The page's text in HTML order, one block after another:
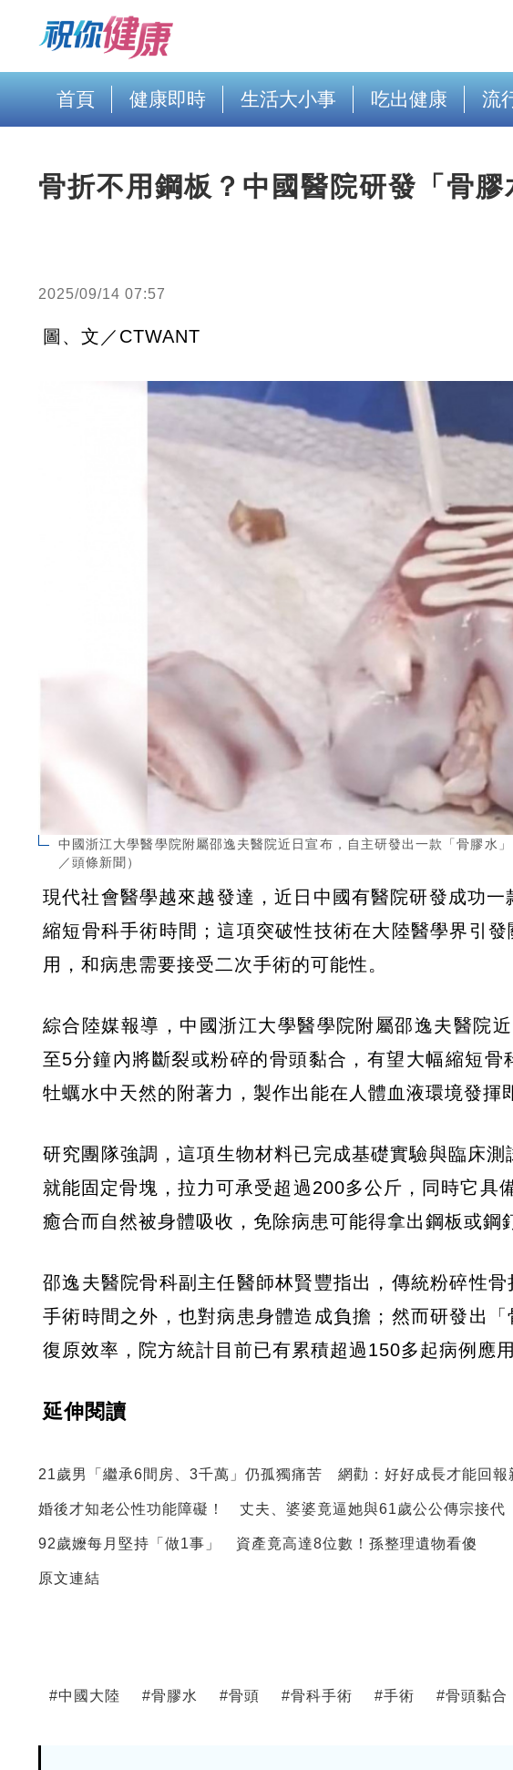
首頁 健康即時 生活大小事 吃出健康 流
骨折不用鋼板？中國醫院研發「骨
2025/09/14 07:57
圖、文／CTWANT
中國浙江大學醫學院附屬邵逸夫醫院近日宣布，自主研發出一款「骨膠水
／頭條新聞）
現代社會醫學越來越發達，近日中國有醫院研發成功
縮短骨科手術時間；這項突破性技術在大陸醫學界引
用，和病患需要接受二次手術的可能性。
綜合陸媒報導，中國浙江大學醫學院附屬邵逸夫醫院
至5分鐘內將斷裂或粉碎的骨頭黏合，有望大幅縮短
牡蠣水中天然的附著力，製作出能在人體血液環境發揮
研究團隊強調，這項生物材料已完成基礎實驗與臨床
就能固定骨塊，拉力可承受超過200多公斤，同時它具
癒合而自然被身體吸收，免除病患可能得拿出鋼板或鋼
邵逸夫醫院骨科副主任醫師林賢豐指出，傳統粉碎性
手術時間之外，也對病患身體造成負擔；然而研發出
復原效率，院方統計目前已有累積超過150多起病例應
延伸閱讀
21歲男「繼承6間房、3千萬」仍孤獨痛苦 網勸：好好成長才能回報
婚後才知老公性功能障礙！ 丈夫、婆婆竟逼她與61歲公公傳宗接代
92歲嬤每月堅持「做1事」 資產竟高達8位數！孫整理遺物看傻
原文連結
#中國大陸 #骨膠水 #骨頭 #骨科手術 #手術 #骨頭黏合